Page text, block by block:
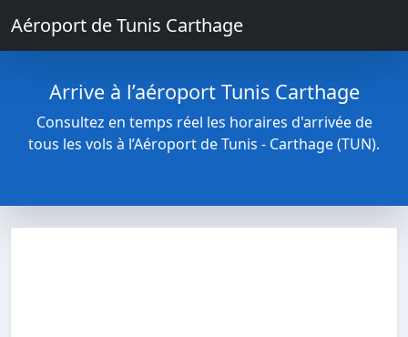
Aéroport de Tunis Carthage
Arrive à l’aéroport Tunis Carthage
Consultez en temps réel les horaires d'arrivée de
tous les vols à l’Aéroport de Tunis - Carthage (TUN).